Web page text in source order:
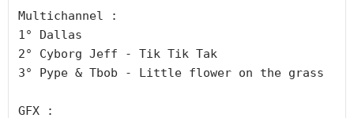
Multichannel :
1° Dallas
2° Cyborg Jeff - Tik Tik Tak
3° Pype & Tbob - Little flower on the grass
GFX :